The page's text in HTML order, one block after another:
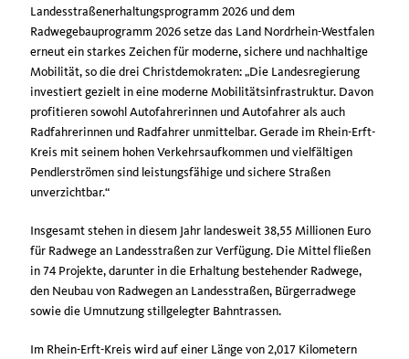
Landesstraßenerhaltungsprogramm 2026 und dem
Radwegebauprogramm 2026 setze das Land Nordrhein-Westfalen
erneut ein starkes Zeichen für moderne, sichere und nachhaltige
Mobilität, so die drei Christdemokraten: „Die Landesregierung
investiert gezielt in eine moderne Mobilitätsinfrastruktur. Davon
profitieren sowohl Autofahrerinnen und Autofahrer als auch
Radfahrerinnen und Radfahrer unmittelbar. Gerade im Rhein-Erft-
Kreis mit seinem hohen Verkehrsaufkommen und vielfältigen
Pendlerströmen sind leistungsfähige und sichere Straßen
unverzichtbar.“
Insgesamt stehen in diesem Jahr landesweit 38,55 Millionen Euro
für Radwege an Landesstraßen zur Verfügung. Die Mittel fließen
in 74 Projekte, darunter in die Erhaltung bestehender Radwege,
den Neubau von Radwegen an Landesstraßen, Bürgerradwege
sowie die Umnutzung stillgelegter Bahntrassen.
Im Rhein-Erft-Kreis wird auf einer Länge von 2,017 Kilometern